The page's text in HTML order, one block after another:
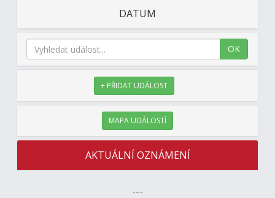
DATUM
OK
+ PŘIDAT UDÁLOST
MAPA UDÁLOSTÍ
AKTUÁLNÍ OZNÁMENÍ
---